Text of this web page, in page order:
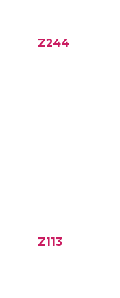
Z244
Z113